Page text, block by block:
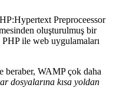
HP:Hypertext Preproceessor
oluşturulmuş bir
ile web uygulamaları
beraber, WAMP çok daha
dosyalarına kısa yoldan